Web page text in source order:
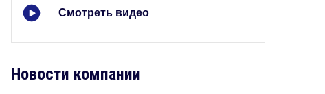
Красноярск
Смотреть видео
Новости компании